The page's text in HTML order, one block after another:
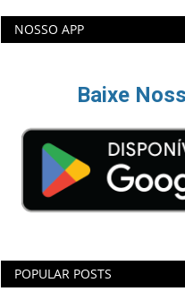
NOSSO APP
Baixe
POPULAR POSTS